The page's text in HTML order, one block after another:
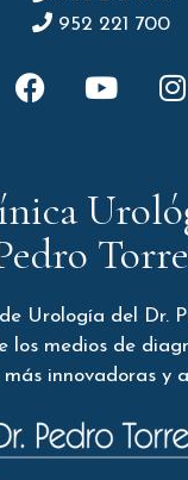
952 221 700
Urología del Dr.
los medios de
innovadoras y